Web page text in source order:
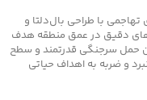
یک سامانه پروازی تهاجمی با طراحی بال‌دلتا و
دقیق در عمق منطقه هدف
حمل سرجنگی قدرتمند و سطح
و ضربه به اهداف حیاتی